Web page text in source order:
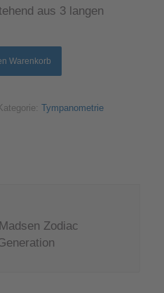
aus 3 langen
Warenkorb
Kategorie: Tympanometrie
Zodiac